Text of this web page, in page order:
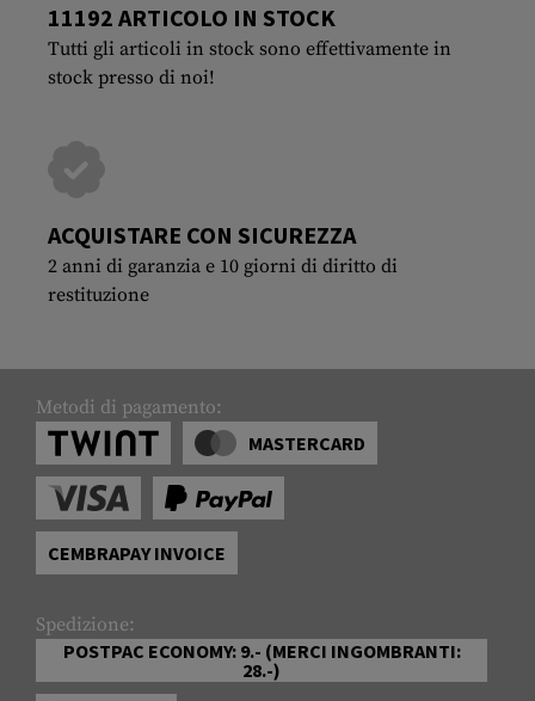
11192 ARTICOLO IN STOCK
Tutti gli articoli in stock sono effettivamente in
stock presso di noi!
ACQUISTARE CON SICUREZZA
2 anni di garanzia e 10 giorni di diritto di
restituzione
Metodi di pagamento:
MASTERCARD
CEMBRAPAY INVOICE
Spedizione:
POSTPAC ECONOMY: 9.- (MERCI INGOMBRANTI:
28.-)